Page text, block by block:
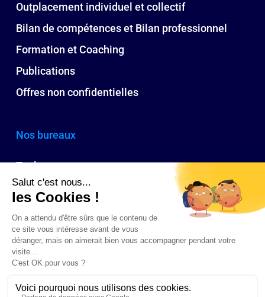
Outplacement individuel et collectif
Bilan de compétences et Bilan professionnel
Formation et Coaching
Publications
Offres non confidentielles
Nos bureaux
Toulouse
Paris
Bordeaux
Biarritz
© 2026 CA Ressources humaines : cabinet conseil RH à Toulouse, Paris,